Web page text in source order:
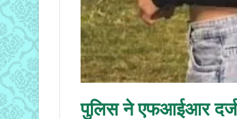
पुलिस ने एफआईआर